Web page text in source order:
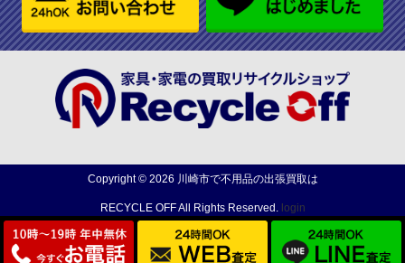
Copyright © 2026 川崎市で不用品の出張買取は
RECYCLE OFFAll Rights Reserved. login